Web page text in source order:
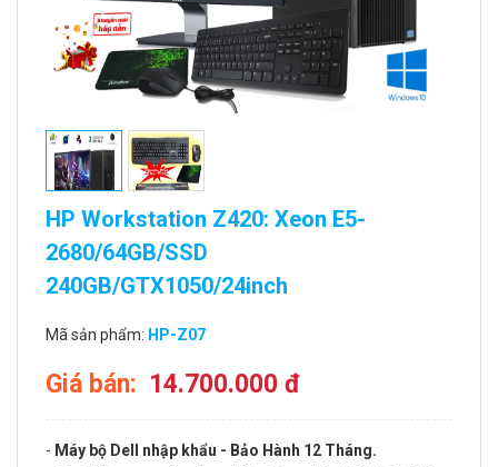
HP Workstation Z420: Xeon E5-
2680/64GB/SSD
240GB/GTX1050/24inch
Mã sản phẩm: HP-Z07
Giá bán: 14.700.000 đ
- Máy bộ Dell nhập khẩu - Bảo Hành 12 Tháng.